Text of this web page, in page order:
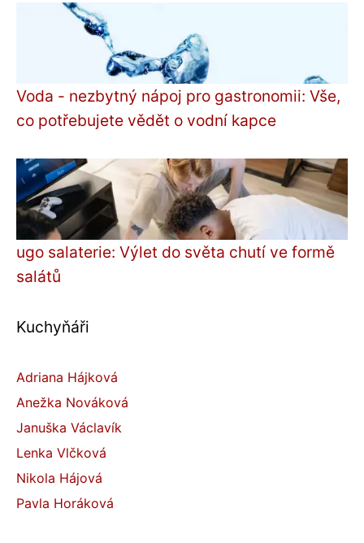
Voda - nezbytný nápoj pro gastronomii: Vše,
co potřebujete vědět o vodní kapce
ugo salaterie: Výlet do světa chutí ve formě
salátů
Kuchyňáři
Adriana Hájková
Anežka Nováková
Januška Václavík
Lenka Vlčková
Nikola Hájová
Pavla Horáková